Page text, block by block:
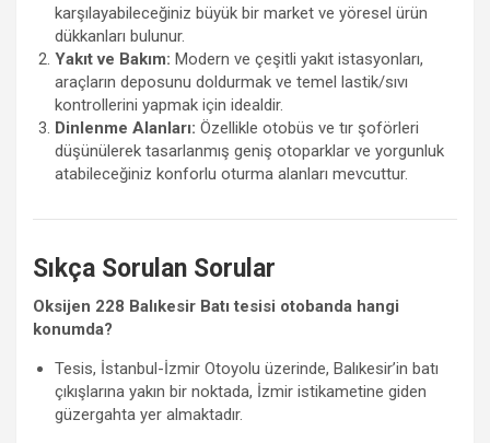
karşılayabileceğiniz büyük bir market ve yöresel ürün
dükkanları bulunur.
Yakıt ve Bakım: Modern ve çeşitli yakıt istasyonları,
araçların deposunu doldurmak ve temel lastik/sıvı
kontrollerini yapmak için idealdir.
Dinlenme Alanları: Özellikle otobüs ve tır şoförleri
düşünülerek tasarlanmış geniş otoparklar ve yorgunluk
atabileceğiniz konforlu oturma alanları mevcuttur.
Sıkça Sorulan Sorular
Oksijen 228 Balıkesir Batı tesisi otobanda hangi
konumda?
Tesis, İstanbul-İzmir Otoyolu üzerinde, Balıkesir’in batı
çıkışlarına yakın bir noktada, İzmir istikametine giden
güzergahta yer almaktadır.